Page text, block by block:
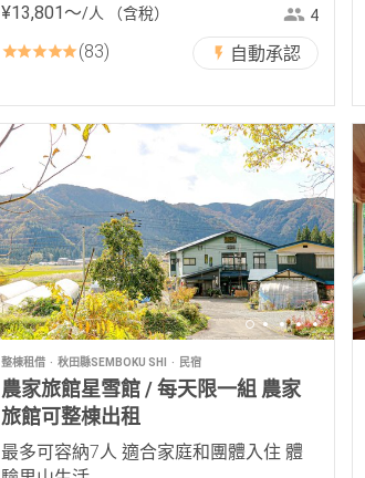
¥13,801〜/人 （含稅） 4
83 自動承認
整棟租借 秋田縣SEMBOKU SHI 民宿
農家旅館星雪館 / 每天限一組 農家
旅館可整棟出租
最多可容納7人 適合家庭和團體入住 體